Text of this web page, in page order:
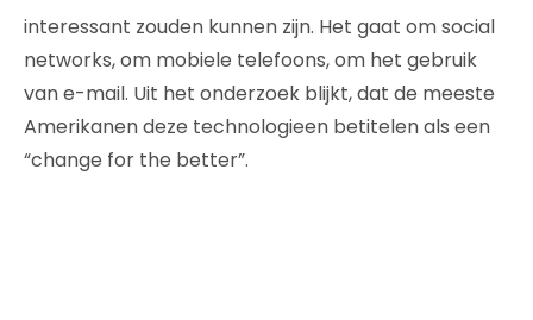
interessant zouden kunnen zijn. Het gaat om social
networks, om mobiele telefoons, om het gebruik
van e-mail. Uit het onderzoek blijkt, dat de meeste
Amerikanen deze technologieen betitelen als een
“change for the better”.